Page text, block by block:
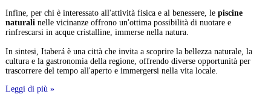
Infine, per chi è interessato all'attività fisica e al benessere, le piscine
naturalinelle vicinanze offrono un'ottima possibilità di nuotare e
rinfrescarsi in acque cristalline, immerse nella natura.
In sintesi, Itaberá è una città che invita a scoprire la bellezza naturale, la
cultura e la gastronomia della regione, offrendo diverse opportunità per
trascorrere del tempo all'aperto e immergersi nella vita locale.
Leggi di più »